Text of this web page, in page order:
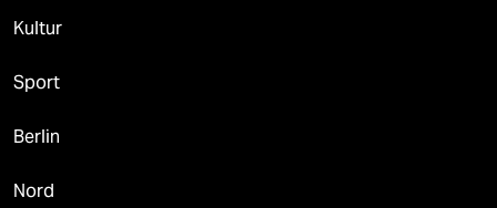
Kultur
Sport
Berlin
Nord